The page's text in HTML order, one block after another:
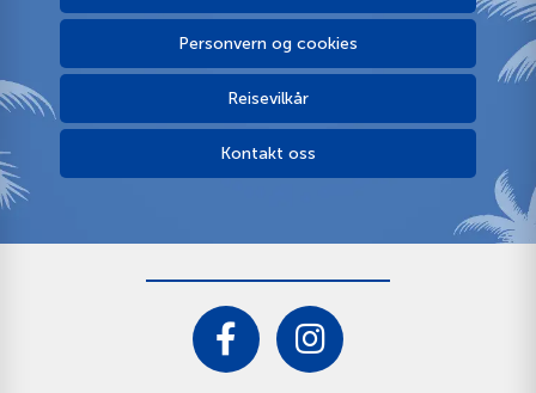
Personvern og cookies
Reisevilkår
Kontakt oss